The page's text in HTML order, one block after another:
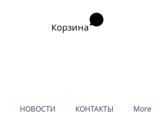
Корзина
НОВОСТИ КОНТАКТЫ More